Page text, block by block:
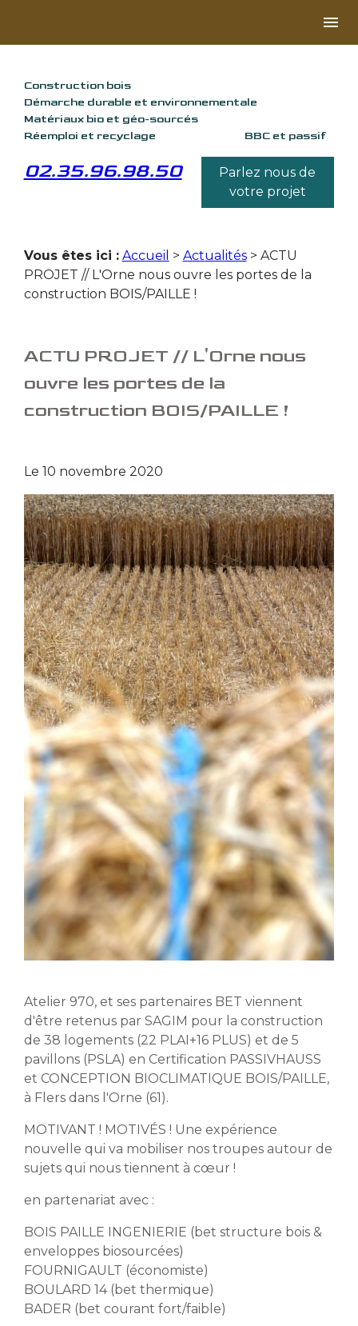
menu
Construction bois
Démarche durable et environnementale
Matériaux bio et géo-sourcés
Réemploi et recyclage
BBC et passif
02.35.96.98.50
Parlez nous de
votre projet
Vous êtes ici : Accueil > Actualités> ACTU
PROJET // L'Orne nous ouvre les portes de la
construction BOIS/PAILLE !
ACTU PROJET // L'Orne nous
ouvre les portes de la
construction BOIS/PAILLE !
Le 10 novembre 2020
Atelier 970, et ses partenaires BET viennent
d'être retenus par SAGIM pour la construction
de 38 logements (22 PLAI+16 PLUS) et de 5
pavillons (PSLA) en Certification PASSIVHAUSS
et CONCEPTION BIOCLIMATIQUE BOIS/PAILLE,
à Flers dans l'Orne (61).
MOTIVANT ! MOTIVÉS ! Une expérience
nouvelle qui va mobiliser nos troupes autour de
sujets qui nous tiennent à cœur !
en partenariat avec :
BOIS PAILLE INGENIERIE (bet structure bois &
enveloppes biosourcées)
FOURNIGAULT (économiste)
BOULARD 14 (bet thermique)
BADER (bet courant fort/faible)